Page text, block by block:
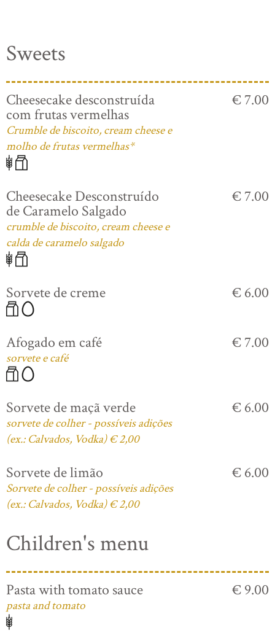
Sweets
Cheesecake desconstruída
com frutas vermelhas
Crumble de biscoito, cream cheese e
molho de frutas vermelhas*
€ 7.00
Cheesecake Desconstruído
de Caramelo Salgado
crumble de biscoito, cream cheese e
calda de caramelo salgado
€ 7.00
Sorvete de creme € 6.00
Afogado em café
sorvete e café
€ 7.00
Sorvete de maçã verde
sorvete de colher - possíveis adições
(ex.: Calvados, Vodka) € 2,00
€ 6.00
Sorvete de limão
Sorvete de colher - possíveis adições
(ex.: Calvados, Vodka) € 2,00
€ 6.00
Children's menu
Pasta with tomato sauce
pasta and tomato
€ 9.00